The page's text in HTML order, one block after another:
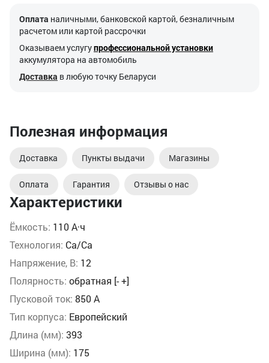
Характеристики
Ёмкость: 110 А·ч
Технология: Ca/Ca
Напряжение, В: 12
Полярность: обратная [- +]
Пусковой ток: 850 А
Тип корпуса: Европейский
Длина (мм): 393
Ширина (мм): 175
Оплата наличными, банковской картой, безналичным
расчетом или картой рассрочки
Оказываем услугупрофессиональной установки
аккумулятора на автомобиль
Доставка в любую точку Беларуси
Полезная информация
Доставка Пункты выдачи Магазины
Оплата Гарантия Отзывы о нас